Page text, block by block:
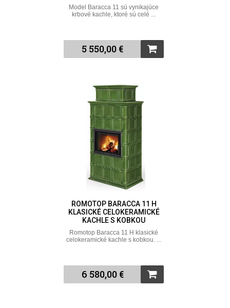
Model Baracca 11 sú vynikajúce
krbové kachle, ktoré sú celé ...
5 550,00 €
ROMOTOP BARACCA 11 H
KLASICKÉ CELOKERAMICKÉ
KACHLE S KOBKOU
Romotop Baracca 11 H klasické
celokeramické kachle s kobkou. ...
6 580,00 €